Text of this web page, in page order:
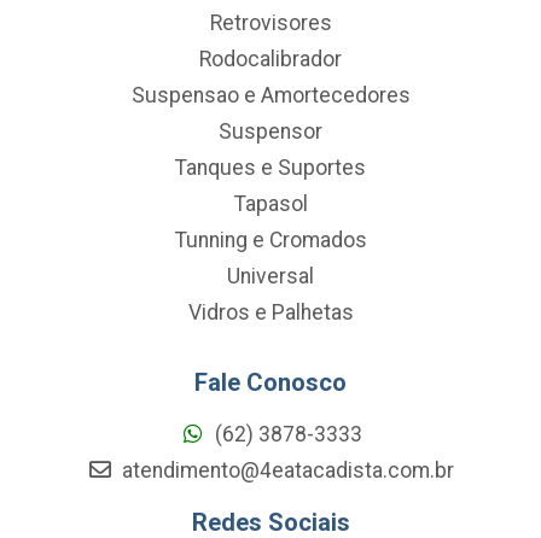
Retrovisores
Rodocalibrador
Suspensao e Amortecedores
Suspensor
Tanques e Suportes
Tapasol
Tunning e Cromados
Universal
Vidros e Palhetas
Fale Conosco
(62) 3878-3333
atendimento@4eatacadista.com.br
Redes Sociais